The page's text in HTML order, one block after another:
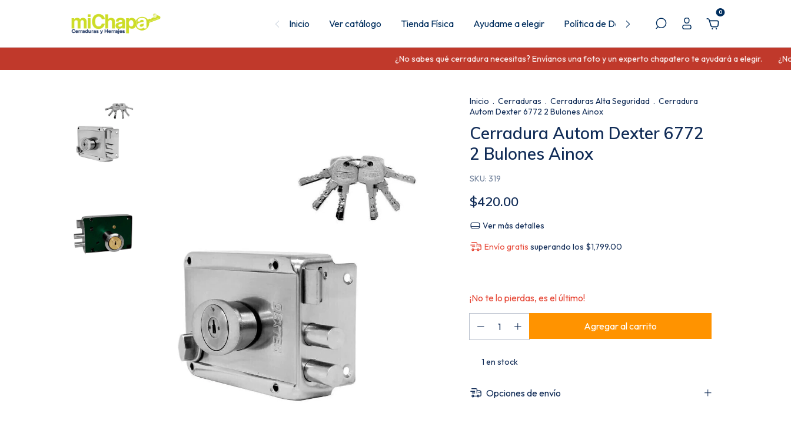
Inicio Ver catálogo Tienda Física Ayudame a elegir Política de Devolución
0
¿No sabes qué cerradura necesitas? Envíanos una foto y un experto chapatero te ayudará a elegir. ¿No
Inicio . Cerraduras . Cerraduras Alta Seguridad . Cerradura
Autom Dexter 6772 2 Bulones Ainox
Cerradura Autom Dexter 6772
2 Bulones Ainox
SKU: 319
$420.00
Ver más detalles
Envío gratis superando los $1,799.00